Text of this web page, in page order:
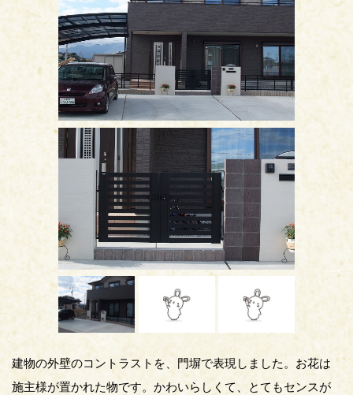
建物の外壁のコントラストを、門塀で表現しました。お花は
施主様が置かれた物です。かわいらしくて、とてもセンスが